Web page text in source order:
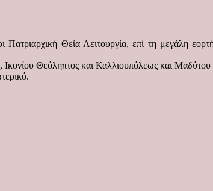
Θεία Λειτουργία, επί τη μεγάλη
Θεόληπτος και Καλλιουπόλεως και Μαδύτου